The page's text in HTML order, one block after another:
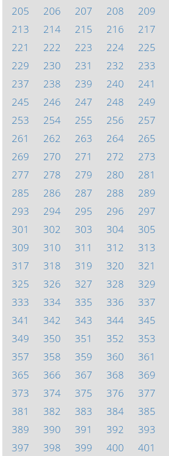
205
206 207 208 209
213
214 215 216 217
221
222 223 224 225
229
230 231 232 233
237
238 239 240 241
245
246 247 248 249
253
254 255 256 257
261
262 263 264 265
269
270 271 272 273
277
278 279 280 281
285
286 287 288 289
293
294 295 296 297
301
302 303 304 305
309
310 311 312 313
317
318 319 320 321
325
326 327 328 329
333
334 335 336 337
341
342 343 344 345
349
350 351 352 353
357
358 359 360 361
365
366 367 368 369
373
374 375 376 377
381
382 383 384 385
389
390 391 392 393
397
398 399 400 401